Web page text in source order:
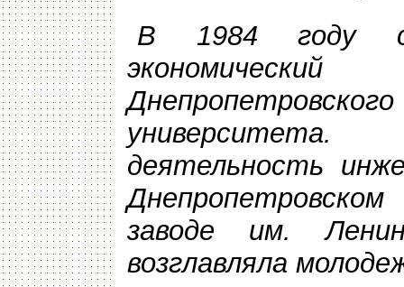
В 1984 году с
деятельность
заводе им.
возглавляла